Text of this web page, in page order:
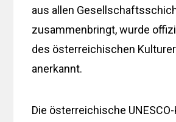
aus allen
zusammenbringt, wurde
des österreichischen
anerkannt.
Die österreichische